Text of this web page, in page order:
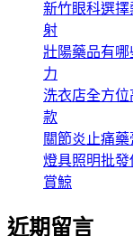
新竹眼科選
射
壯陽藥品有
力
洗衣店全方
款
關節炎止痛
燈具照明批
賞鯨
近期留言